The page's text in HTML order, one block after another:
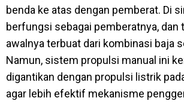
benda ke atas dengan pemberat. Di
berfungsi sebagai pemberatnya, dan
awalnya terbuat dari kombinasi baja
Namun, sistem propulsi manual ini
digantikan dengan propulsi listrik
agar lebih efektif mekanisme